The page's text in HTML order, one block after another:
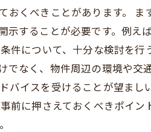
くべきことがあります。
示することが必要です。例
件について、十分な検討を
なく、物件周辺の環境や
イスを受けることが望ま
前に押さえておくべきポイ